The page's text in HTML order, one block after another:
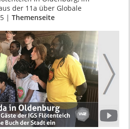
der 11a über Globale
| Themenseite